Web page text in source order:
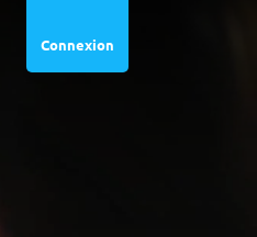
Connexion